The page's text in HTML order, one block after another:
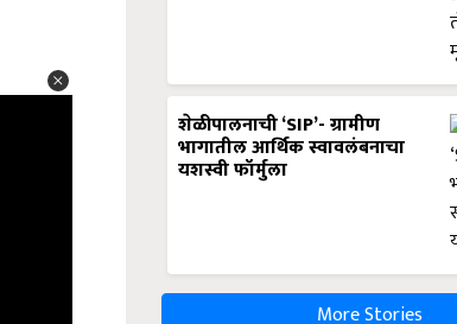
शेळीपालनाची ‘SIP’- ग्रामीण
भागातील आर्थिक स्वावलंबनाचा
यशस्वी फॉर्मुला
More Stories